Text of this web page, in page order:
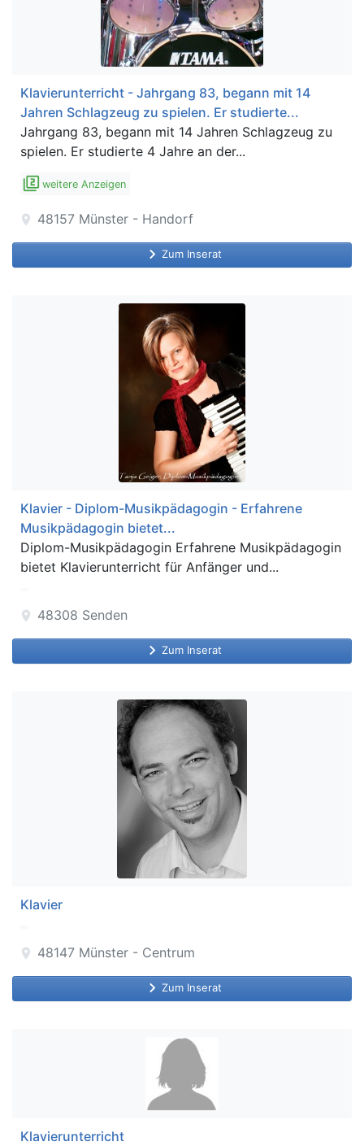
Klavierunterricht - Jahrgang 83, begann mit 14
Jahren Schlagzeug zu spielen. Er studierte...
Jahrgang 83, begann mit 14 Jahren Schlagzeug zu
spielen. Er studierte 4 Jahre an der...
filter_2 weitere Anzeigen
location_on 48157 Münster - Handorf
keyboard_arrow_right Zum Inserat
Klavier - Diplom-Musikpädagogin - Erfahrene
Musikpädagogin bietet...
Diplom-Musikpädagogin Erfahrene Musikpädagogin
bietet Klavierunterricht für Anfänger und...
location_on 48308 Senden
keyboard_arrow_right Zum Inserat
Klavier
location_on 48147 Münster - Centrum
keyboard_arrow_right Zum Inserat
Klavierunterricht